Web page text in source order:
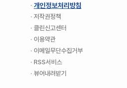
개인정보처리방침
저작권정책
클린신고센터
이용약관
이메일무단수집거부
RSS서비스
뷰어내려받기